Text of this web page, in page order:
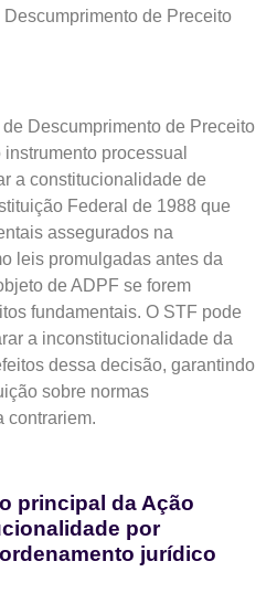
de Preceito
Descumprimento de Preceito
processual
a constitucionalidade de
Federal de 1988 que
assegurados na
leis promulgadas antes da
de ADPF se forem
fundamentais. O STF pode
a inconstitucionalidade da
dessa decisão, garantindo
sobre normas
contrariem.
principal da Ação
por
jurídico